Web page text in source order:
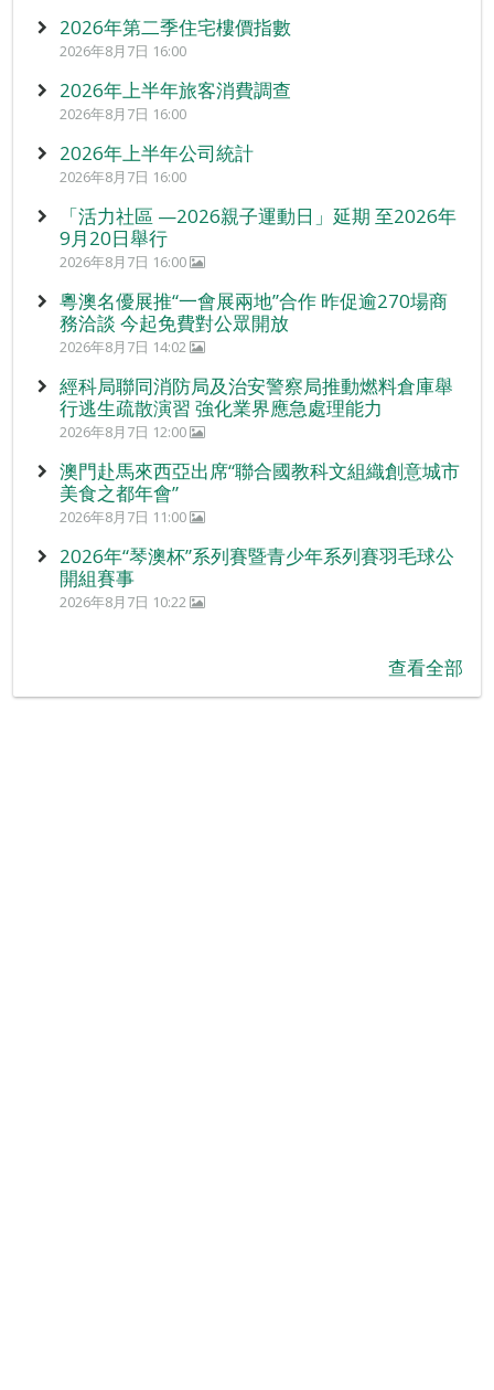
2026年第二季住宅樓價指數
2026年8月7日 16:00
2026年上半年旅客消費調查
2026年8月7日 16:00
2026年上半年公司統計
2026年8月7日 16:00
「活力社區 —2026親子運動日」延期 至2026年
9月20日舉行
2026年8月7日 16:00
粵澳名優展推“一會展兩地”合作 昨促逾270場商
務洽談 今起免費對公眾開放
2026年8月7日 14:02
經科局聯同消防局及治安警察局推動燃料倉庫舉
行逃生疏散演習 強化業界應急處理能力
2026年8月7日 12:00
澳門赴馬來西亞出席“聯合國教科文組織創意城市
美食之都年會”
2026年8月7日 11:00
2026年“琴澳杯”系列賽暨青少年系列賽羽毛球公
開組賽事
2026年8月7日 10:22
查看全部